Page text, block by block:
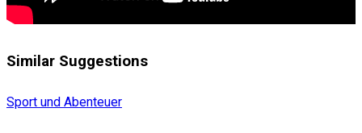
Similar Suggestions
Sport und Abenteuer